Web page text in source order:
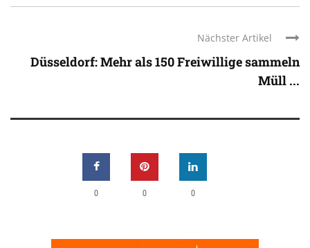
Nächster Artikel
Düsseldorf: Mehr als 150 Freiwillige sammeln
Müll ...
0 0 0